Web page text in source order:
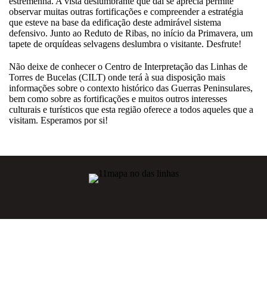
observar muitas outras fortificações e compreender a estratégia
que esteve na base da edificação deste admirável sistema
defensivo. Junto ao Reduto de Ribas, no início da Primavera, um
tapete de orquídeas selvagens deslumbra o visitante. Desfrute!
Não deixe de conhecer o Centro de Interpretação das Linhas de
Torres de Bucelas (CILT) onde terá à sua disposição mais
informações sobre o contexto histórico das Guerras Peninsulares,
bem como sobre as fortificações e muitos outros interesses
culturais e turísticos que esta região oferece a todos aqueles que a
visitam. Esperamos por si!